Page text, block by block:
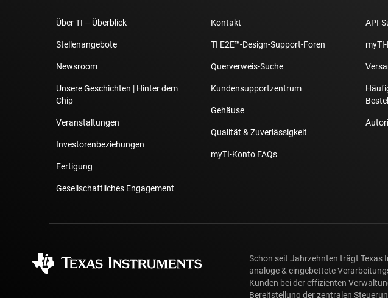
Über TI – Überblick
Stellenangebote
Newsroom
Unsere Geschichten | Hinter dem
Chip
Veranstaltungen
Investorenbeziehungen
Fertigung
Gesellschaftliches Engagement
Kontakt
TI E2E™-Design-Support-Foren
Querverweis-Suche
Kundensupportzentrum
Gehäuse
Qualität & Zuverlässigkeit
myTI-Konto FAQs
API-
Schon seit Jahrzehnten trägt Texas
analoge & eingebettete
Kunden bei der effizienten
Bereitstellung der zentralen